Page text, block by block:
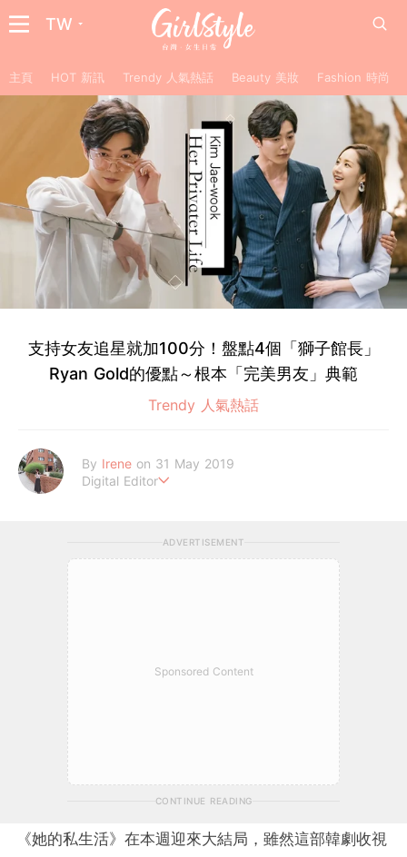
TW
主頁 HOT 新訊 Trendy 人氣熱話 Beauty 美妝 Fashion 時尚
支持女友追星就加100分！盤點4個「獅子館長」
Ryan Gold的優點～根本「完美男友」典範
Trendy 人氣熱話
By Irene on 31 May 2019
Digital Editor
ADVERTISEMENT
Sponsored Content
CONTINUE READING
《她的私生活》在本週迎來大結局，雖然這部韓劇收視